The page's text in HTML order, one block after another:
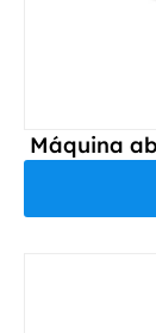
Máquina